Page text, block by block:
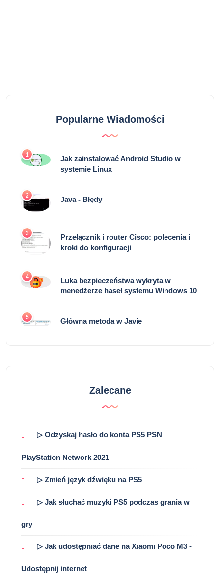
Popularne Wiadomości
1
Jak zainstalować Android Studio w
systemie Linux
2 Java - Błędy
3
Przełącznik i router Cisco: polecenia i
kroki do konfiguracji
4
Luka bezpieczeństwa wykryta w
menedżerze haseł systemu Windows 10
5 Główna metoda w Javie
Zalecane
▷ Odzyskaj hasło do konta PS5 PSN
PlayStation Network 2021
▷ Zmień język dźwięku na PS5
▷ Jak słuchać muzyki PS5 podczas grania w
gry
▷ Jak udostępniać dane na Xiaomi Poco M3 -
Udostępnij internet